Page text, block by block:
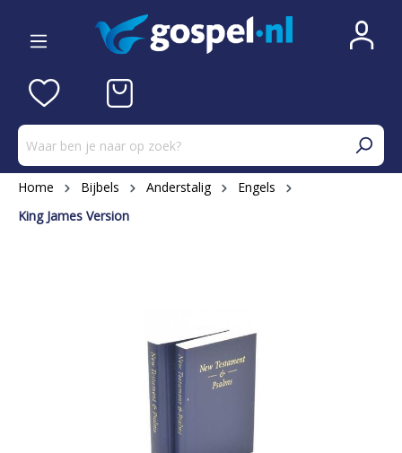
Home Bijbels Anderstalig
Engels
King James Version